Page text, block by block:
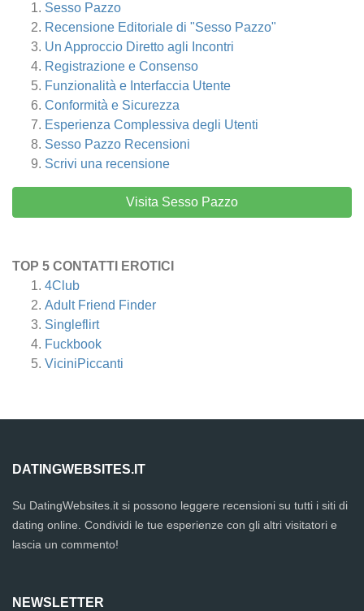
Sesso Pazzo
Recensione Editoriale di "Sesso Pazzo"
Un Approccio Diretto agli Incontri
Registrazione e Consenso
Funzionalità e Interfaccia Utente
Conformità e Sicurezza
Esperienza Complessiva degli Utenti
Sesso Pazzo Recensioni
Scrivi una recensione
Visita Sesso Pazzo
TOP 5 CONTATTI EROTICI
4Club
Adult Friend Finder
Singleflirt
Fuckbook
ViciniPiccanti
DATINGWEBSITES.IT
Su DatingWebsites.it si possono leggere recensioni su tutti i siti di
dating online. Condividi le tue esperienze con gli altri visitatori e
lascia un commento!
NEWSLETTER